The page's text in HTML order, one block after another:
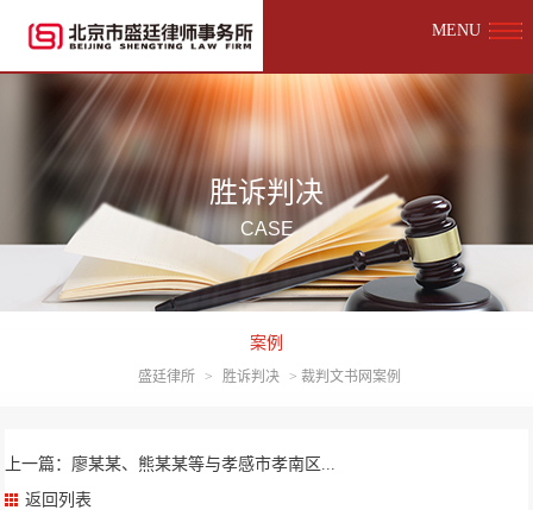
MENU
胜诉判决
CASE
案例
盛廷律所 > 胜诉判决 > 裁判文书网案例
上一篇：廖某某、熊某某等与孝感市孝南区...
返回列表